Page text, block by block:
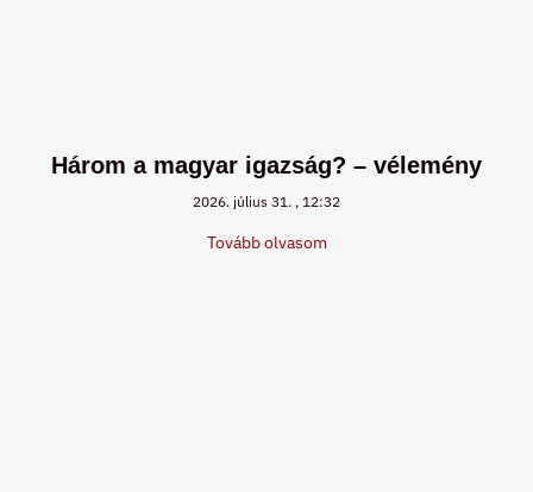
Három a magyar igazság? – vélemény
2026. július 31. 12:32
Tovább olvasom